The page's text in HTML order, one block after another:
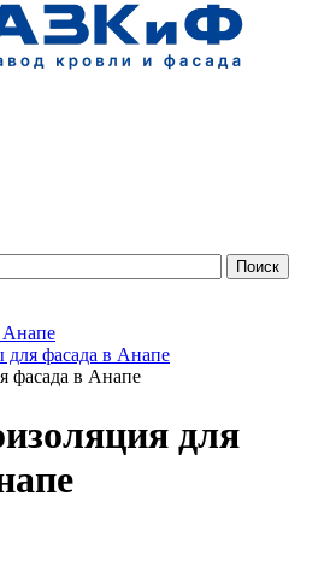
Анапе
фасада в Анапе
фасада в Анапе
для